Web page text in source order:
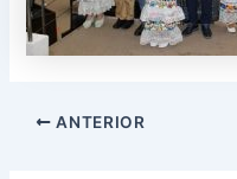
ANTERIOR